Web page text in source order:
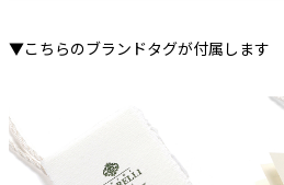
▼こちらのブランドタグが付属します